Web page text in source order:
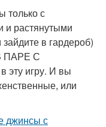
только с
и растянутыми
в гардероб)
ПАРЕ С
игру. И вы
или